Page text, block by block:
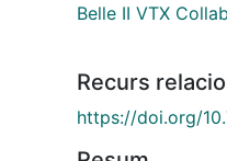
Belle II VTX
Recurs
https://doi.org/